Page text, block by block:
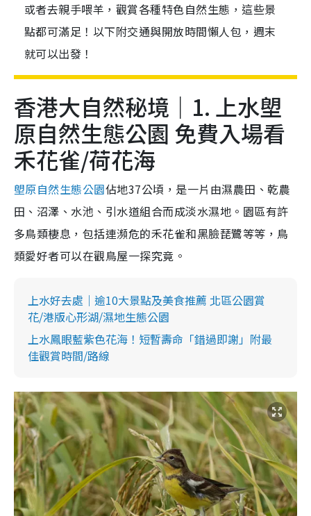
或者去親手喂羊，觀賞各種特色自然生態，這些景
點都可滿足！以下附交通與開放時間懶人包，週末
就可以出發！
香港大自然秘境｜1. 上水塱
原自然生態公園 免費入場看
禾花雀/荷花海
塱原自然生態公園佔地37公頃，是一片由濕農田、乾農
田、沼澤、水池、引水道組合而成淡水濕地。園區有許
多鳥類棲息，包括連瀕危的禾花雀和黑臉琵鷺等等，鳥
類愛好者可以在觀鳥屋一探究竟。
上水好去處｜逾10大景點及美食推薦 北區公園賞
花/港版心形湖/濕地生態公園
上水鳳眼藍紫色花海！短暫壽命「錯過即謝」附最
佳觀賞時間/路線